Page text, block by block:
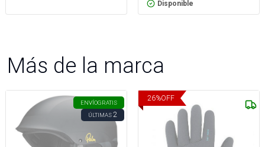
Disponible
Más de la marca
ENVÍOGRATIS
ÚLTIMAS2
26%OFF